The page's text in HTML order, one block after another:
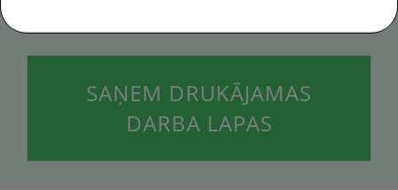
SAŅEM DRUKĀJAMAS
DARBA LAPAS